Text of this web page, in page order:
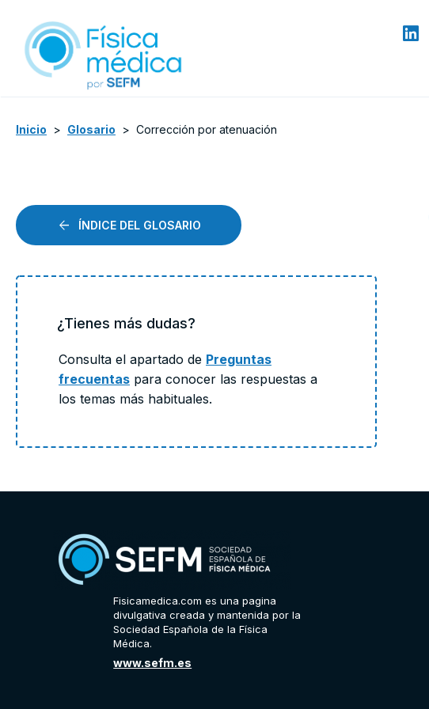
Inicio > Glosario > Corrección por atenuación
ÍNDICE DEL GLOSARIO
¿Tienes más dudas?
Consulta el apartado de Preguntas
frecuentas para conocer las respuestas a
los temas más habituales.
Fisicamedica.com es una pagina
divulgativa creada y mantenida por la
Sociedad Española de la Física
Médica.
www.sefm.es